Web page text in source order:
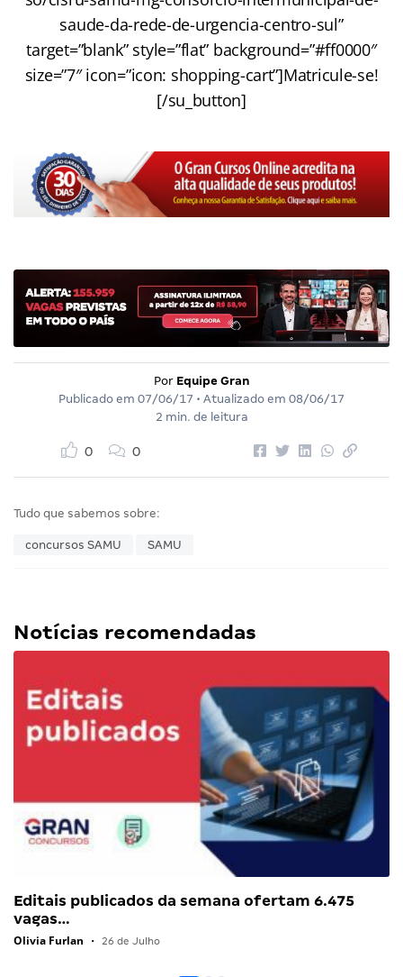
saude-da-rede-de-urgencia-centro-sul”
target=”blank” style=”flat” background=”#ff0000″
size=”7″ icon=”icon: shopping-cart”]Matricule-se!
[/su_button]
Por Equipe Gran
Publicado em 07/06/17 • Atualizado em 08/06/17
2 min. de leitura
0 0
Tudo que sabemos sobre:
concursos SAMU SAMU
Notícias recomendadas
Editais publicados da semana ofertam 6.475
vagas…
Olivia Furlan • 26 de Julho